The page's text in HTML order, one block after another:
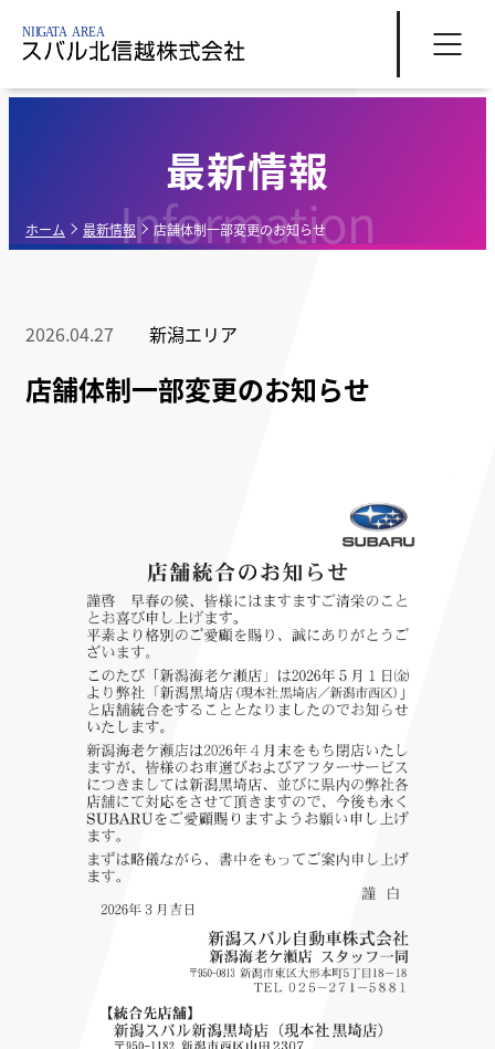
Information
最新情報
ホーム 最新情報 店舗体制一部変更のお知らせ
2026.04.27 新潟エリア
店舗体制一部変更のお知らせ